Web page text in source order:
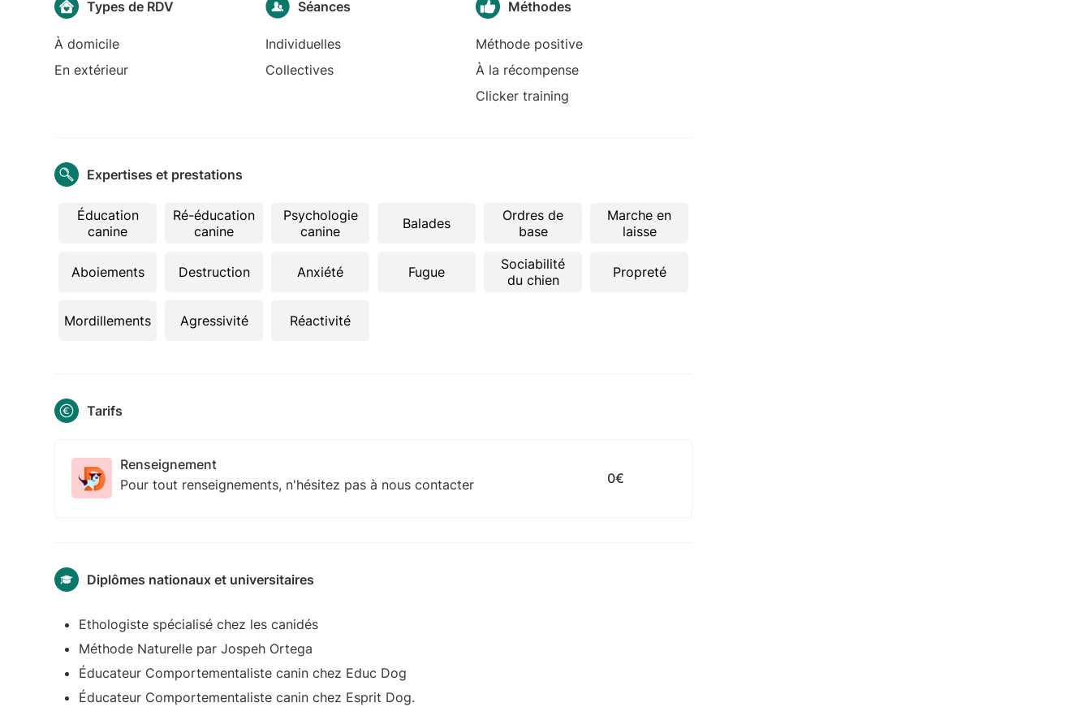
Types de RDV
À domicile
En extérieur
Séances
Individuelles
Collectives
Méthodes
Méthode positive
À la récompense
Clicker training
Expertises et prestations
Éducation
canine
Ré-éducation
canine
Psychologie
canine
Balades
Ordres de
base
Marche en
laisse
Aboiements Destruction Anxiété Fugue
Sociabilité
du chien
Propreté
Mordillements Agressivité Réactivité
Tarifs
Renseignement
Pour tout renseignements, n'hésitez pas à nous contacter
0€
Diplômes nationaux et universitaires
Ethologiste spécialisé chez les canidés
Méthode Naturelle par Jospeh Ortega
Éducateur Comportementaliste canin chez Educ Dog
Éducateur Comportementaliste canin chez Esprit Dog.